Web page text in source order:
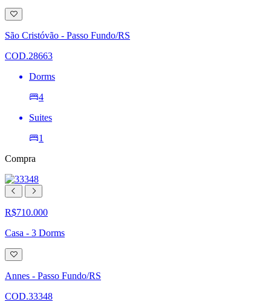
Adicionar
à
lista
de
São Cristóvão - Passo Fundo/RS
COD.28663
Dorms
4
Suites
1
Compra
R$710.000
Casa - 3 Dorms
Adicionar
à
lista
de
Annes - Passo Fundo/RS
COD.33348